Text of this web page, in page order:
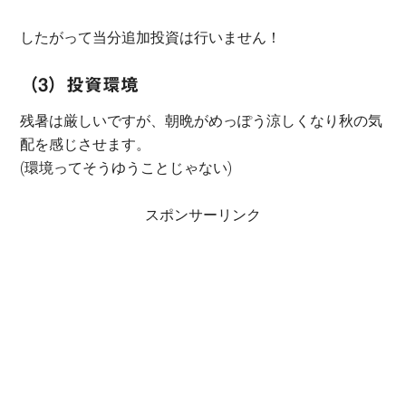
したがって当分追加投資は行いません！
（3）投資環境
残暑は厳しいですが、朝晩がめっぽう涼しくなり秋の気
配を感じさせます。
(環境ってそうゆうことじゃない)
スポンサーリンク